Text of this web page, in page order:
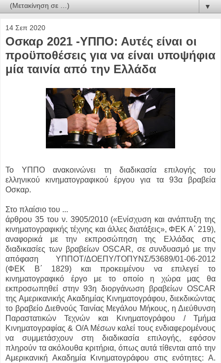
▼
14 Σεπ 2020
Οσκαρ 2021 -YΠΠΟ: Αυτές είναι οι
προϋποθέσεις για να είναι υποψήφια
μία ταινία από την Ελλάδα
Το ΥΠΠΟ ανακοινώνει τη διαδικασία επιλογής του
ελληνικού κινηματογραφικού έργου για τα 93α βραβεία
Oσκαρ.
Στο πλαίσιο του ...
άρθρου 35 του ν. 3905/2010 («Ενίσχυση και ανάπτυξη της
κινηματογραφικής τέχνης και άλλες διατάξεις», ΦΕΚ Α΄ 219),
αναφορικά με την εκπροσώπηση της Ελλάδας στις
διαδικασίες των βραβείων OSCAR, σε συνδυασμό με την
απόφαση ΥΠΠΟΤ/ΔΟΕΠΥ/ΤΟΠΥΝΣ/53689/01-06-2012
(ΦΕΚ Β΄ 1829) και προκειμένου να επιλεγεί το
κινηματογραφικό έργο με το οποίο η χώρα μας θα
εκπροσωπηθεί στην 93η διοργάνωση βραβείων OSCAR
της Αμερικανικής Ακαδημίας Κινηματογράφου, διεκδικώντας
το βραβείο Διεθνούς Ταινίας Μεγάλου Μήκους, η Διεύθυνση
Παραστατικών Τεχνών και Κινηματογράφου / Τμήμα
Κινηματογραφίας & Ο/Α Μέσων καλεί τους ενδιαφερομένους
να συμμετάσχουν στη διαδικασία επιλογής, εφόσον
πληρούν τα ακόλουθα κριτήρια, όπως αυτά τίθενται από την
Αμερικανική Ακαδημία Κινηματογράφου στις ενότητες: Α.